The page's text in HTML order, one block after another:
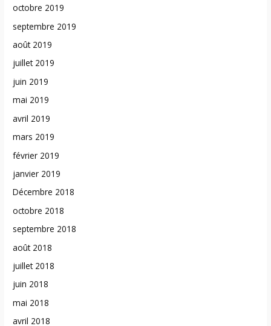
octobre 2019
septembre 2019
août 2019
juillet 2019
juin 2019
mai 2019
avril 2019
mars 2019
février 2019
janvier 2019
Décembre 2018
octobre 2018
septembre 2018
août 2018
juillet 2018
juin 2018
mai 2018
avril 2018